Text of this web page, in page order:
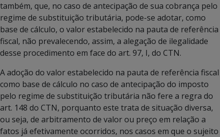
também, que, no caso de antecipação de sua cobrança pelo
regime de substituição tributária, pode-se adotar, como
base de cálculo, o valor estabelecido na pauta de referência
fiscal, não prevalecendo, assim, a alegação de ilegalidade
desse procedimento em face do art. 97, I, do CTN.
A adoção do valor estabelecido na pauta de referência fiscal
como base de cálculo no caso de antecipação do imposto
pelo regime de substituição tributária não fere a regra do
art. 148 do CTN, porquanto este trata de situação diversa,
ou seja, de arbitramento de valor ou preço em relação a
fatos já efetivamente ocorridos, nos casos em que o sujeito